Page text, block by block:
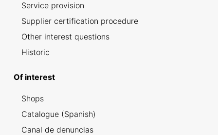
Service provision
Supplier certification procedure
Other interest questions
Historic
Of interest
Shops
Catalogue (Spanish)
Canal de denuncias